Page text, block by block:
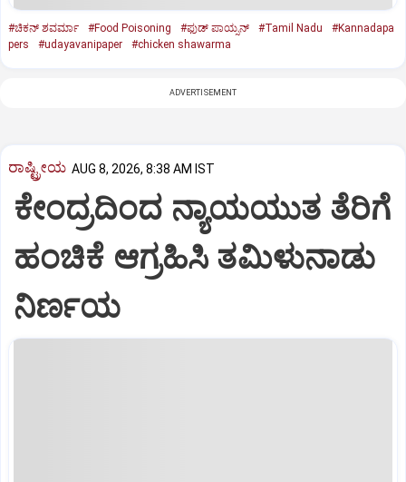
#ಚಿಕನ್‌ ಶವರ್ಮಾ #Food Poisoning #ಫ‌ುಡ್‌ ಪಾಯ್ಸನ್‌ #Tamil Nadu
#Kannadapa
pers
#udayavanipaper #chicken shawarma
ADVERTISEMENT
ರಾಷ್ಟ್ರೀಯ AUG 8, 2026, 8:38 AM IST
ಕೇಂದ್ರದಿಂದ ನ್ಯಾಯಯುತ ತೆರಿಗೆ
ಹಂಚಿಕೆ ಆಗ್ರಹಿಸಿ ತಮಿಳುನಾಡು
ನಿರ್ಣಯ